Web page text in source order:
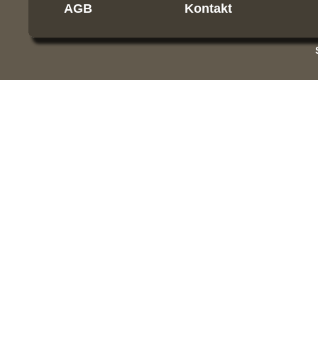
AGB Kontakt